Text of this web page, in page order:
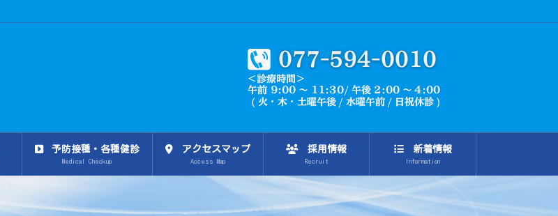
予防接種・各種健診
Medical Checkup
アクセスマップ
Access Map
採用情報
Recruit
新着情報
Information